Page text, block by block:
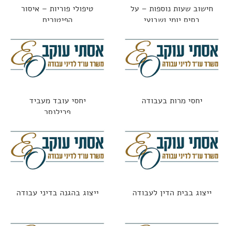
חישוב שעות נוספות – על
בסיס יומי ושבועי
טיפולי פוריות – איסור
הפיטורים
יחסי מרות בעבודה
יחסי עובד מעביד
פרילנסר
ייצוג בבית הדין לעבודה ייצוג בהגנה בדיני עבודה